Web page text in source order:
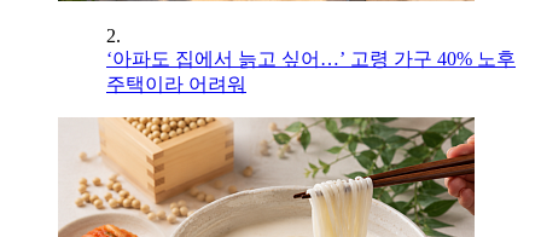
2.
‘아파도 집에서 늙고 싶어…’ 고령 가구 40% 노후
주택이라 어려워